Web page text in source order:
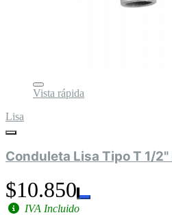
Vista rápida
Lisa
Conduleta Lisa Tipo T 1/
$10.850
IVA Incluido